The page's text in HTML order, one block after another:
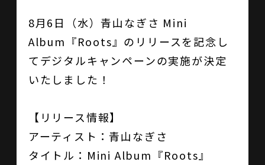
8月6日（水）青山なぎさ Mini
Album『Roots』のリリースを記念し
てデジタルキャンペーンの実施が決定
いたしました！
【リリース情報】
アーティスト：青山なぎさ
タイトル：Mini Album『Roots』